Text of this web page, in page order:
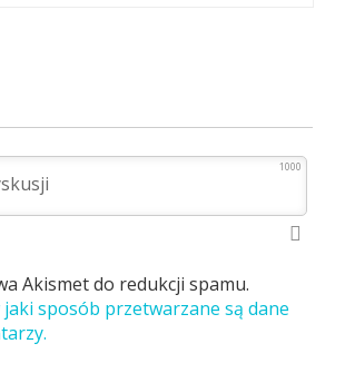
1000
Akismet do redukcji spamu.
jaki sposób przetwarzane są dane